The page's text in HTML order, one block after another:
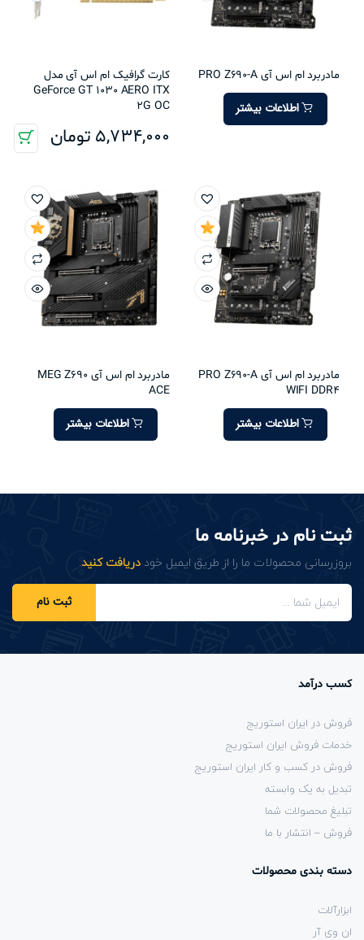
مادربرد ام اس آی PRO Z690-A
اطلاعات بیشتر
کارت گرافیک ام اس آی مدل
GeForce GT 1030 AERO ITX
2G OC
5,734,000 تومان
مادربرد ام اس آی PRO Z690-A
WIFI DDR4
اطلاعات بیشتر
مادربرد ام اس آی MEG Z690
ACE
اطلاعات بیشتر
ثبت نام در خبرنامه ما
بروزرسانی محصولات ما را از طریق ایمیل خود دریافت کنید.
ثبت نام
کسب درآمد
فروش در ایران استوریج
خدمات فروش ایران استوریج
فروش در کسب و کار ایران استوریج
تبدیل به یک وابسته
تبلیغ محصولات شما
فروش – انتشار با ما
دسته بندی محصولات
ابزارآلات
ان وی آر